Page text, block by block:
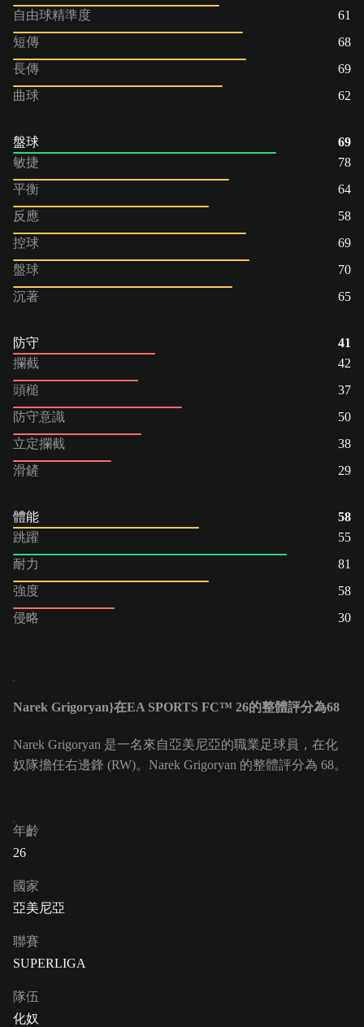
自由球精準度
61
短傳
68
長傳
69
曲球
62
盤球
69
敏捷
78
平衡
64
反應
58
控球
69
盤球
70
沉著
65
防守
41
攔截
42
頭槌
37
防守意識
50
立定攔截
38
滑鏟
29
體能
58
跳躍
55
耐力
81
強度
58
侵略
30
Narek Grigoryan}在EA SPORTS FC™ 26的整體評分為68
Narek Grigoryan 是一名來自亞美尼亞的職業足球員，在化
奴隊擔任右邊鋒 (RW)。Narek Grigoryan 的整體評分為 68。
年齡
26
國家
亞美尼亞
聯賽
SUPERLIGA
隊伍
化奴